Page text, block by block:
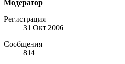
Модератор
Регистрация
31 Окт 2006
Сообщения
814